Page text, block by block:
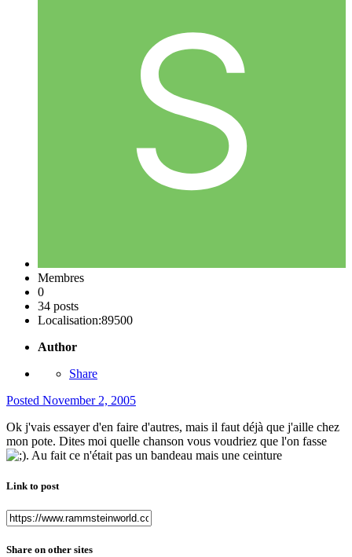
Membres
0
34 posts
Localisation:89500
Author
Share
Posted November 2, 2005
Ok j'vais essayer d'en faire d'autres, mais il faut déjà que j'aille chez
mon pote. Dites moi quelle chanson vous voudriez que l'on fasse
. Au fait ce n'était pas un bandeau mais une ceinture
Link to post
Share on other sites